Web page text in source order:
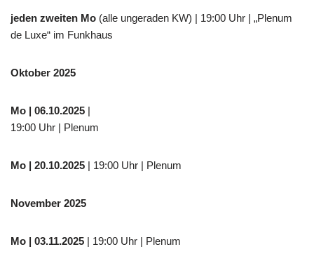
jeden zweiten Mo (alle ungeraden KW) | 19:00 Uhr | „Plenum
de Luxe“ im Funkhaus
Oktober 2025
Mo | 06.10.2025 |
19:00 Uhr | Plenum
Mo | 20.10.2025 | 19:00 Uhr | Plenum
November 2025
Mo | 03.11.2025 | 19:00 Uhr | Plenum